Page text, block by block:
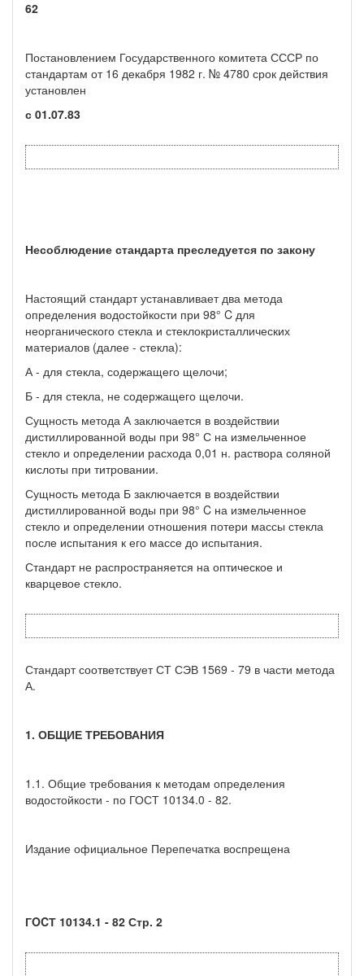
62
Постановлением Государственного комитета СССР по
стандартам от 16 декабря 1982 г. № 4780 срок действия
установлен
с 01.07.83
Несоблюдение стандарта преследуется по закону
Настоящий стандарт устанавливает два метода
определения водостойкости при 98° C для
неорганического стекла и стеклокристаллических
материалов (далее - стекла):
А - для стекла, содержащего щелочи;
Б - для стекла, не содержащего щелочи.
Сущность метода А заключается в воздействии
дистиллированной воды при 98° С на измельченное
стекло и определении расхода 0,01 н. раствора соляной
кислоты при титровании.
Сущность метода Б заключается в воздействии
дистиллированной воды при 98° C на измельченное
стекло и определении отношения потери массы стекла
после испытания к его массе до испытания.
Стандарт не распространяется на оптическое и
кварцевое стекло.
Стандарт соответствует СТ СЭВ 1569 - 79 в части метода
А.
1. ОБЩИЕ ТРЕБОВАНИЯ
1.1. Общие требования к методам определения
водостойкости - по ГОСТ 10134.0 - 82.
Издание официальное Перепечатка воспрещена
ГOCТ 10134.1 - 82 Стр. 2